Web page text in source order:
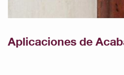
Aplicaciones de